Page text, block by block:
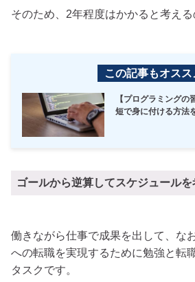
そのため、2年程度はかかると考える
この記事もオスス
【プログラミング
短で身に付ける方法
ゴールから逆算してスケジュールを
働きながら仕事で成果を出して、な
への転職を実現するために勉強と転
タスクです。